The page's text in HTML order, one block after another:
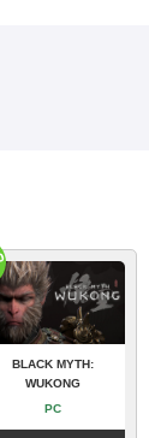
BLACK MYTH:
WUKONG
PC